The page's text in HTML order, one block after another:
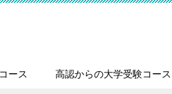
ース 高認からの大学受験コース